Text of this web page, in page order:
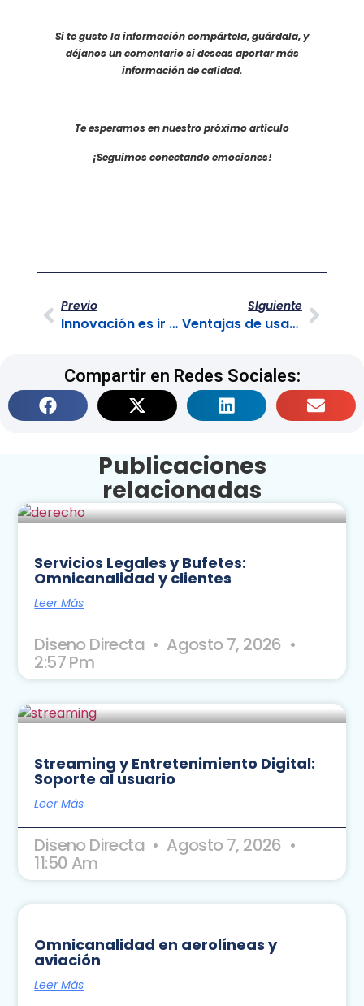
Si te gusto la información compártela, guárdala, y
déjanos un comentario si deseas aportar más
información de calidad.
Te esperamos en nuestro próximo artículo
¡Seguimos conectando emociones!
Previo
Innovación es ir más allá y superar las expectativas
SIguiente
Ventajas de usar Linkedin
Compartir en Redes Sociales:
Publicaciones
relacionadas
Servicios Legales y Bufetes:
Omnicanalidad y clientes
Leer Más
Diseno Directa Agosto 7, 2026
2:57 Pm
Streaming y Entretenimiento Digital:
Soporte al usuario
Leer Más
Diseno Directa Agosto 7, 2026
11:50 Am
Omnicanalidad en aerolíneas y
aviación
Leer Más